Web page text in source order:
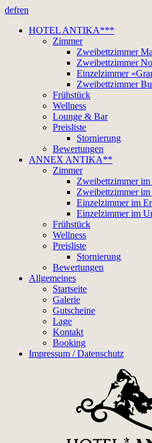
defren
HOTEL ANTIKA***
Zimmer
Zweibettzimmer
Zweibettzimmer
Einzelzimmer
Zweibettzimmer
Frühstück
Wellness
Lounge & Bar
Preisliste
Stornierung
Bewertungen
ANNEX ANTIKA**
Zimmer
Zweibettzimmer im
Zweibettzimmer im
Einzelzimmer im
Einzelzimmer im
Frühstück
Wellness
Preisliste
Stornierung
Bewertungen
Allgemeines
Startseite
Galerie
Gutscheine
Lage
Kontakt
Booking
Impressum / Datenschutz